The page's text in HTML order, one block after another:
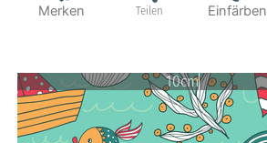
Merken Teilen Einfärben
10cm